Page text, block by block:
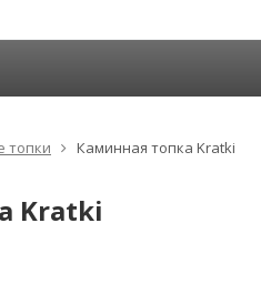
топки
Каминная топка Kratki
Kratki